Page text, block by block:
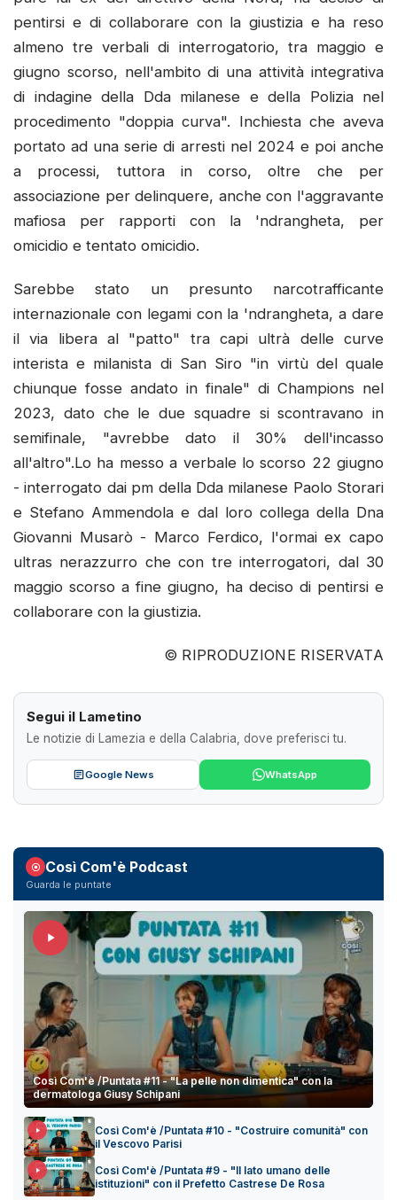
pentirsi e di collaborare con la giustizia e ha reso
almeno tre verbali di interrogatorio, tra maggio e
giugno scorso, nell'ambito di una attività integrativa
di indagine della Dda milanese e della Polizia nel
procedimento "doppia curva". Inchiesta che aveva
portato ad una serie di arresti nel 2024 e poi anche
a processi, tuttora in corso, oltre che per
associazione per delinquere, anche con l'aggravante
mafiosa per rapporti con la 'ndrangheta, per
omicidio e tentato omicidio.
Sarebbe stato un presunto narcotrafficante
internazionale con legami con la 'ndrangheta, a dare
il via libera al "patto" tra capi ultrà delle curve
interista e milanista di San Siro "in virtù del quale
chiunque fosse andato in finale" di Champions nel
2023, dato che le due squadre si scontravano in
semifinale, "avrebbe dato il 30% dell'incasso
all'altro".Lo ha messo a verbale lo scorso 22 giugno
- interrogato dai pm della Dda milanese Paolo Storari
e Stefano Ammendola e dal loro collega della Dna
Giovanni Musarò - Marco Ferdico, l'ormai ex capo
ultras nerazzurro che con tre interrogatori, dal 30
maggio scorso a fine giugno, ha deciso di pentirsi e
collaborare con la giustizia.
© RIPRODUZIONE RISERVATA
Segui il Lametino
Le notizie di Lamezia e della Calabria, dove preferisci tu.
Google News WhatsApp
Così Com'è Podcast
Guarda le puntate
Così Com'è /Puntata #11 - "La pelle non dimentica" con la
dermatologa Giusy Schipani
Così Com'è /Puntata #10 - "Costruire comunità" con
il Vescovo Parisi
Così Com'è /Puntata #9 - "Il lato umano delle
istituzioni" con il Prefetto Castrese De Rosa